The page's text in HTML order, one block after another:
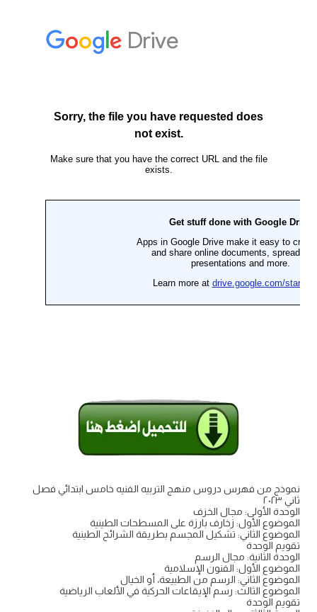
نموذج من فهرس دروس منهج التربيه الفنيه خامس ابتدائي فصل
ثاني ٢٠٢٣
الوحدة الأولى: مجال الخزف
الموضوع الأول: زخارف بارزة على المسطحات الطينية
الموضوع الثاني: تشكيل المجسم بطريقة الشرائح الطينية
تقويم الوحدة
الوحدة الثانية: مجال الرسم
الموضوع الأول: الفنون الإسلامية
الموضوع الثاني: الرسم من الطبيعة، أو الخيال
الموضوع الثالث: رسم الإيقاعات الحركية في الألعاب الرياضية
تقويم الوحدة